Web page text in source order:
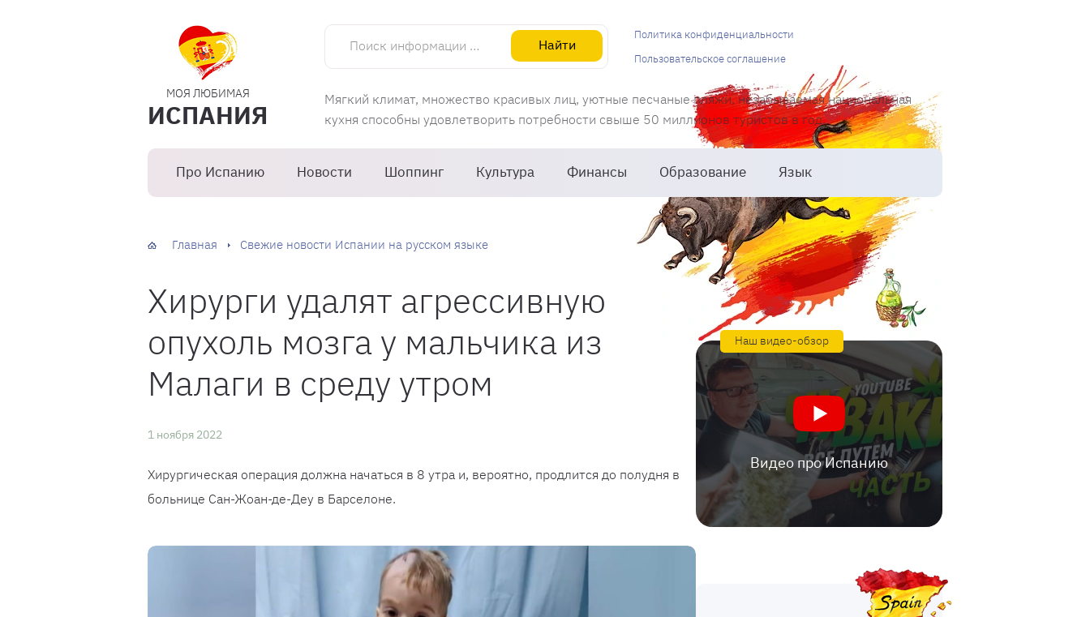
МОЯ ЛЮБИМАЯ
ИСПАНИЯ
Поиск информации об Испании
Найти
Мягкий климат, множество красивых лиц, уютные песчаные пляжи, незабываемая национальная
кухня способны удовлетворить потребности свыше 50 миллионов туристов в год.
Про Испанию Новости Шоппинг Культура Финансы Образование Язык
Политика конфиденциальности
Пользовательское соглашение
Главная Свежие новости Испании на русском языке
Хирурги удалят агрессивную
опухоль мозга у мальчика из
Малаги в среду утром
1 ноября 2022
Хирургическая операция должна начаться в 8 утра и, вероятно, продлится до полудня в
больнице Сан-Жоан-де-Деу в Барселоне.
Наш видео-обзор
Видео про Испанию